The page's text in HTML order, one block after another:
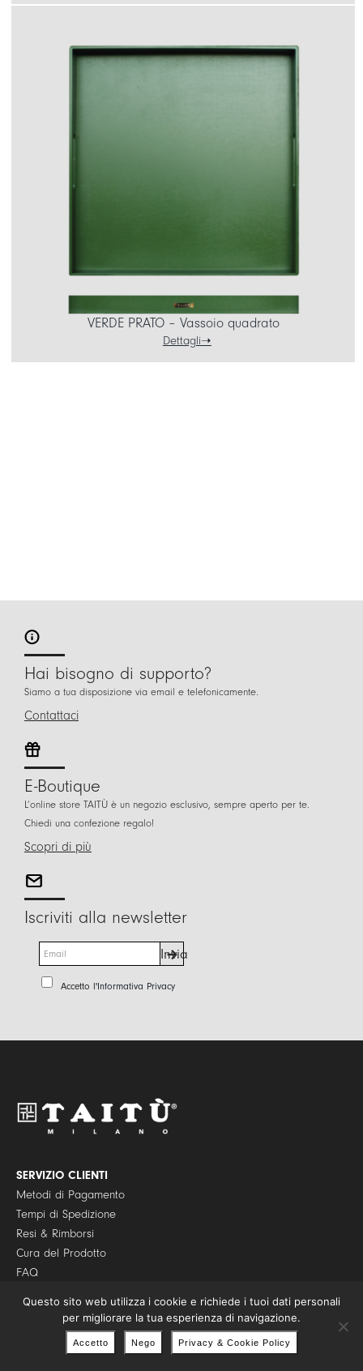
VERDE PRATO – Vassoio quadrato
Dettagli
Hai bisogno di supporto?
Siamo a tua disposizione via email e telefonicamente.
Contattaci
E-Boutique
L’online store TAITÙ è un negozio esclusivo, sempre aperto per te.
Chiedi una confezione regalo!
Scopri di più
Iscriviti alla newsletter
m
a
P
o
y
*
Accetto l'Informativa Privacy
Invia
SERVIZIO CLIENTI
Metodi di Pagamento
Tempi di Spedizione
Resi & Rimborsi
Cura del Prodotto
FAQ
Questo sito web utilizza i cookie e richiede i tuoi dati personali
per migliorare la tua esperienza di navigazione.
Accetto Nego Privacy & Cookie Policy